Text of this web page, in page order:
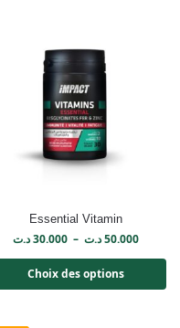
Essential Vitamin
30.000 د.ت – 50.000 د.ت
Choix des options